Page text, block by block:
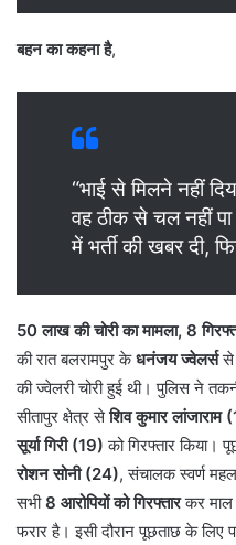
बहन का कहना है,
“भाई से मिलने नहीं
वह ठीक से चल नहीं पा
में भर्ती की खबर दी,
50 लाख की चोरी का मामला, 8
की रात बलरामपुर केधनंजय ज्वेलर्ससे
की ज्वेलरी चोरी हुई थी। पुलिस ने
सीतापुर क्षेत्र सेशिव कुमार
सूर्या गिरी (19) को गिरफ्तार किया।
रोशन सोनी (24), संचालक स्वर्ण
सभी 8 आरोपियों को गिरफ्तारकर माल
फरार है। इसी दौरान पूछताछ के लिए